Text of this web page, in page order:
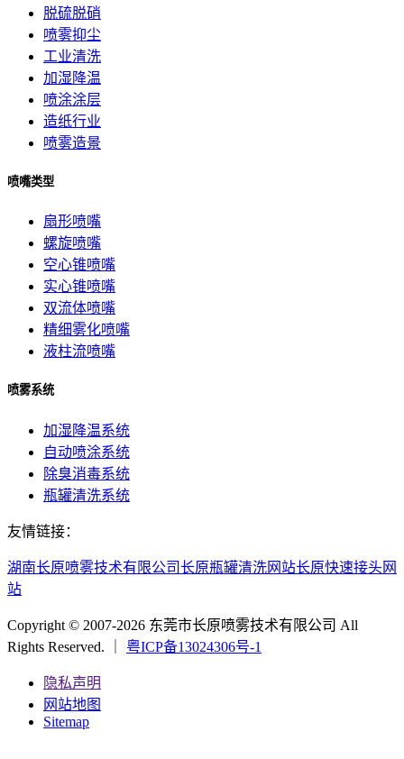
脱硫脱硝
喷雾抑尘
工业清洗
加湿降温
喷涂涂层
造纸行业
喷雾造景
喷嘴类型
扇形喷嘴
螺旋喷嘴
空心锥喷嘴
实心锥喷嘴
双流体喷嘴
精细雾化喷嘴
液柱流喷嘴
喷雾系统
加湿降温系统
自动喷涂系统
除臭消毒系统
瓶罐清洗系统
友情链接：
湖南长原喷雾技术有限公司长原瓶罐清洗网站长原快速接头网
站
Copyright © 2007-2026 东莞市长原喷雾技术有限公司 All
Rights Reserved. ｜ 粤ICP备13024306号-1
隐私声明
网站地图
Sitemap